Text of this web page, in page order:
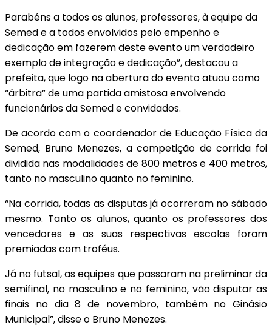
Parabéns a todos os alunos, professores, à equipe da
Semed e a todos envolvidos pelo empenho e
dedicação em fazerem deste evento um verdadeiro
exemplo de integração e dedicação”, destacou a
prefeita, que logo na abertura do evento atuou como
“árbitra” de uma partida amistosa envolvendo
funcionários da Semed e convidados.
De acordo com o coordenador de Educação Física da
Semed, Bruno Menezes, a competição de corrida foi
dividida nas modalidades de 800 metros e 400 metros,
tanto no masculino quanto no feminino.
“Na corrida, todas as disputas já ocorreram no sábado
mesmo. Tanto os alunos, quanto os professores dos
vencedores e as suas respectivas escolas foram
premiadas com troféus.
Já no futsal, as equipes que passaram na preliminar da
semifinal, no masculino e no feminino, vão disputar as
finais no dia 8 de novembro, também no Ginásio
Municipal”, disse o Bruno Menezes.